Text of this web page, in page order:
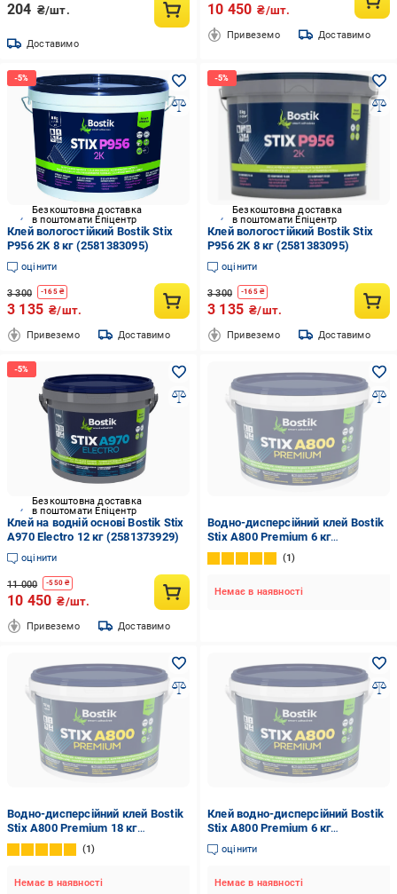
204 ₴/шт.
Доставимо
10 450 ₴/шт.
Привеземо Доставимо
Безкоштовна доставка
в поштомати Епіцентр
Клей вологостійкий Bostik Stix
P956 2K 8 кг (2581383095)
оцінити
3 300 -165₴
3 135 ₴/шт.
Привеземо Доставимо
Безкоштовна доставка
в поштомати Епіцентр
Клей вологостійкий Bostik Stix
P956 2K 8 кг (2581383095)
оцінити
3 300 -165₴
3 135 ₴/шт.
Привеземо Доставимо
Безкоштовна доставка
в поштомати Епіцентр
Клей на водній основі Bostik Stix
A970 Electro 12 кг (2581373929)
оцінити
11 000 -550 ₴
10 450 ₴/шт.
Привеземо Доставимо
Водно-дисперсійний клей Bostik
Stix A800 Premium 6 кг
(2581350548)
1
Немає в наявності
Водно-дисперсійний клей Bostik
Stix A800 Premium 18 кг
(1686995260)
1
Немає в наявності
Клей водно-дисперсійний Bostik
Stix A800 Premium 6 кг
(2581350548)
оцінити
Немає в наявності